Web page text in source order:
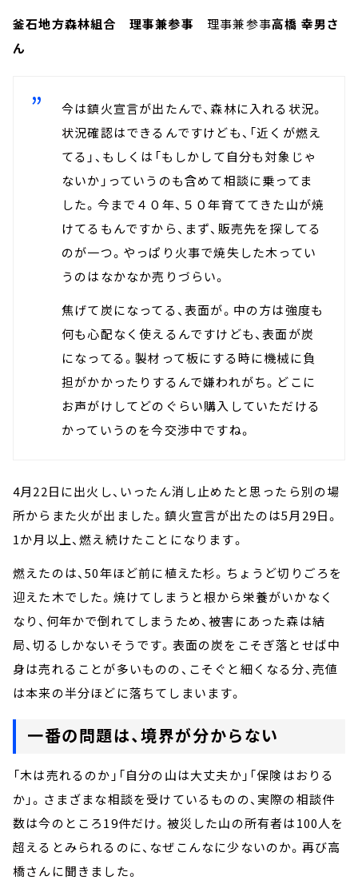
釜石地方森林組合 理事兼参事 理事兼参事高橋 幸男さ
ん
今は鎮火宣言が出たんで、森林に入れる状況。
状況確認はできるんですけども、「近くが燃え
てる」、もしくは「もしかして自分も対象じゃ
ないか」っていうのも含めて相談に乗ってま
した。今まで４０年、５０年育ててきた山が焼
けてるもんですから、まず、販売先を探してる
のが一つ。やっぱり火事で焼失した木ってい
うのはなかなか売りづらい。
焦げて炭になってる、表面が。中の方は強度も
何も心配なく使えるんですけども、表面が炭
になってる。製材って板にする時に機械に負
担がかかったりするんで嫌われがち。どこに
お声がけしてどのぐらい購入していただける
かっていうのを今交渉中ですね。
4月22日に出火し、いったん消し止めたと思ったら別の場
所からまた火が出ました。鎮火宣言が出たのは5月29日。
1か月以上、燃え続けたことになります。
燃えたのは、50年ほど前に植えた杉。ちょうど切りごろを
迎えた木でした。焼けてしまうと根から栄養がいかなく
なり、何年かで倒れてしまうため、被害にあった森は結
局、切るしかないそうです。表面の炭をこそぎ落とせば中
身は売れることが多いものの、こそぐと細くなる分、売値
は本来の半分ほどに落ちてしまいます。
一番の問題は、境界が分からない
「木は売れるのか」「自分の山は大丈夫か」「保険はおりる
か」。さまざまな相談を受けているものの、実際の相談件
数は今のところ19件だけ。被災した山の所有者は100人を
超えるとみられるのに、なぜこんなに少ないのか。再び高
橋さんに聞きました。